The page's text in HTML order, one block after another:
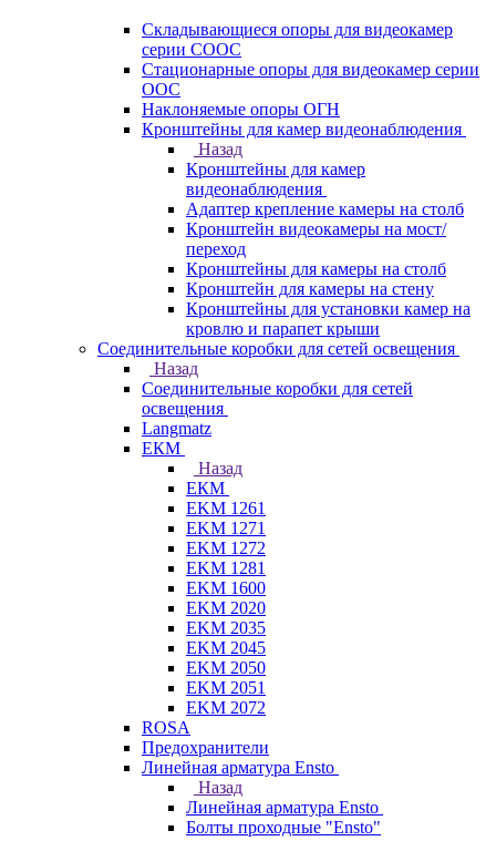
Складывающиеся опоры для видеокамер
серии СООС
Стационарные опоры для видеокамер серии
ООС
Наклоняемые опоры ОГН
Кронштейны для камер видеонаблюдения
Назад
Кронштейны для камер
видеонаблюдения
Адаптер крепление камеры на столб
Кронштейн видеокамеры на мост/
переход
Кронштейны для камеры на столб
Кронштейн для камеры на стену
Кронштейны для установки камер на
кровлю и парапет крыши
Соединительные коробки для сетей освещения
Назад
Соединительные коробки для сетей
освещения
Langmatz
ЕКМ
Назад
ЕКМ
EKM 1261
EKM 1271
EKM 1272
EKM 1281
EKM 1600
EKM 2020
EKM 2035
EKM 2045
EKM 2050
EKM 2051
EKM 2072
ROSA
Предохранители
Линейная арматура Ensto
Назад
Линейная арматура Ensto
Болты проходные "Ensto"